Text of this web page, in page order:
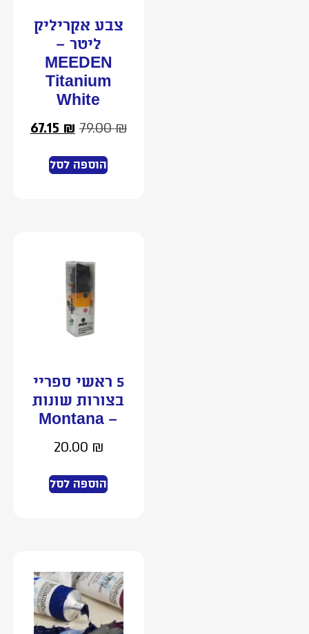
צבע אקריליק
ליטר –
MEEDEN
Titanium
White
79.00₪
67.15₪
הוספה לסל
5 ראשי ספריי
בצורות שונות
– Montana
20.00₪
הוספה לסל